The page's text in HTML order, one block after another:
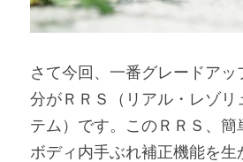
さて今回、一番グレードア
分がＲＲＳ（リアル・レゾリ
テム）です。このＲＲＳ、簡
ボディ内手ぶれ補正機能を生